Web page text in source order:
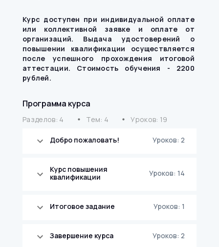
Курс доступен при индивидуальной оплате
или коллективной заявке и оплате от
организаций. Выдача удостоверений о
повышении квалификации осуществляется
после успешного прохождения итоговой
аттестации. Стоимость обучения - 2200
рублей.
Программа курса
Разделов: 4 mdi circle Тем: 4 mdi circle Уроков: 19
Добро пожаловать! Уроков: 2
Курс повышения
квалификации
Уроков: 14
Итоговое задание Уроков: 1
Завершение курса Уроков: 2